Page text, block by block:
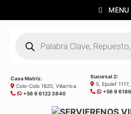
al
MENU
productos
Casa Matríz:
Colo-Colo 1620, Villarrica.
+56 9 6122 3840
Sucursal 2:
S. Epulef
+56 9